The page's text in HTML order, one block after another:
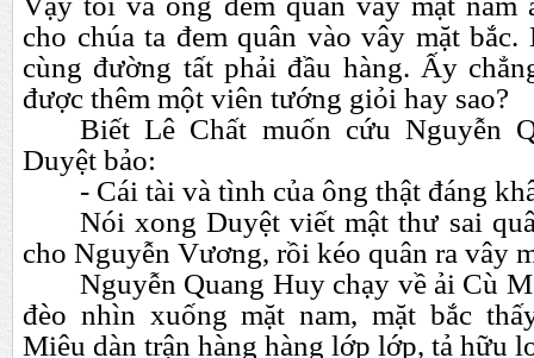
cho chúa ta đem quân vào vây mặt
cùng đường tất phải đầu hàng. Ấy
được thêm một viên tướng giỏi hay sao?
Biết Lê Chất muốn cứu Nguyễn
Duyệt bảo:
- Cái tài và tình của ông thật đáng
Nói xong Duyệt viết mật thư sai
cho Nguyễn Vương, rồi kéo quân ra vây
Nguyễn Quang Huy chạy về ải Cù
đèo nhìn xuống mặt nam, mặt bắc
Miêu dàn trận hàng hàng lớp lớp, tả hữu